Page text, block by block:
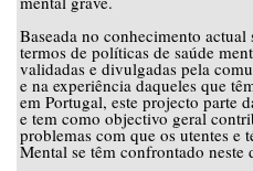
Baseada no conhecimento actual
termos de políticas de saúde
validadas e divulgadas pela
e na experiência daqueles que
em Portugal, este projecto parte
e tem como objectivo geral
problemas com que os utentes e
Mental se têm confrontado neste